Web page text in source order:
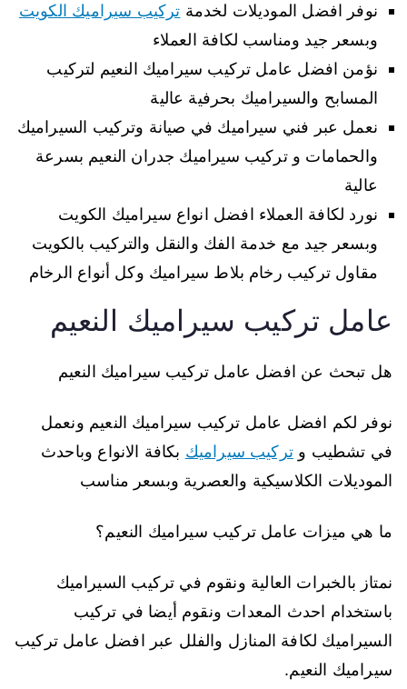
نوفر افضل الموديلات لخدمة تركيب سيراميك الكويت
وبسعر جيد ومناسب لكافة العملاء
نؤمن افضل عامل تركيب سيراميك النعيم لتركيب
المسابح والسيراميك بحرفية عالية
نعمل عبر فني سيراميك في صيانة وتركيب السيراميك
والحمامات و تركيب سيراميك جدران النعيم بسرعة
عالية
نورد لكافة العملاء افضل انواع سيراميك الكويت
وبسعر جيد مع خدمة الفك والنقل والتركيب بالكويت
مقاول تركيب رخام بلاط سيراميك وكل أنواع الرخام
عامل تركيب سيراميك النعيم
هل تبحث عن افضل عامل تركيب سيراميك النعيم
نوفر لكم افضل عامل تركيب سيراميك النعيم ونعمل
في تشطيب و تركيب سيراميك بكافة الانواع وباحدث
الموديلات الكلاسيكية والعصرية وبسعر مناسب
ما هي ميزات عامل تركيب سيراميك النعيم؟
نمتاز بالخبرات العالية ونقوم في تركيب السيراميك
باستخدام احدث المعدات ونقوم أيضا في تركيب
السيراميك لكافة المنازل والفلل عبر افضل عامل تركيب
سيراميك النعيم.